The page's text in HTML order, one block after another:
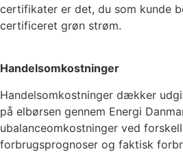
certifikater er det, du som kunde
certificeret grøn strøm.
Handelsomkostninger
Handelsomkostninger dækker
på elbørsen gennem Energi
ubalanceomkostninger ved
forbrugsprognoser og faktisk